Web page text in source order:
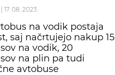
17. 08. 2023
na vodik postaja
saj načrtujejo nakup 15
na vodik, 20
na plin pa tudi
avtobuse